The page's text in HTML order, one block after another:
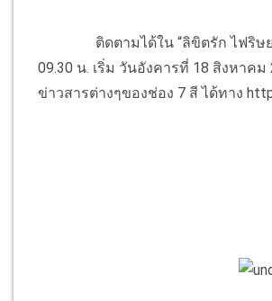
ติดตามได้ใน “ลิขิตรัก ไฟริษยา” (A
09.30 น. เริ่ม วันอังคารที่ 18 สิงหาค
ข่าวสารต่างๆของช่อง 7 สี ได้ทาง